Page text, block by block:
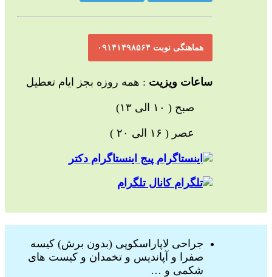
هماهنگی نوبت ۰۹۱۴۱۴۹۸۵۶۴
ساعات ویزیت : همه روزه بجز ایام تعطیل
صبح ( ۱۰ الی ۱۳)
عصر ( ۱۶ الی ۲۰ )
پیج اینستاگرام دکتر
کانال تلگرام
جراحی لاپاراسکوپی (بدون برش) کیسه
صفرا و آپاندیس و تخمدان و کیست های
شکمی و …